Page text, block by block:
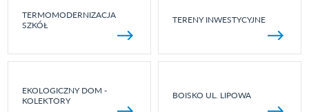
TERMOMODERNIZACJA
SZKÓŁ
TERENY INWESTYCYJNE
EKOLOGICZNY DOM -
KOLEKTORY
BOISKO UL. LIPOWA